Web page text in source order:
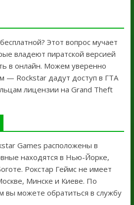
Этот вопрос мучает
владеют пиратской версией
в онлайн. Можем уверенно
— Rockstar дадут доступ в ГТА
лицензии на Grand Theft
Games расположены в
находятся в Нью-Йорке,
Рокстар Геймс не имеет
Минске и Киеве. По
вы можете обратиться в службу